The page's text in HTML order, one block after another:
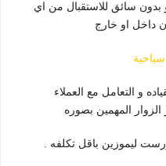
بدون سائق للاستقبال من اي
داخل او خارج
و التعامل مع العملاء
الزوار المهمين بصوره
ليموزين باقل تكلفه .